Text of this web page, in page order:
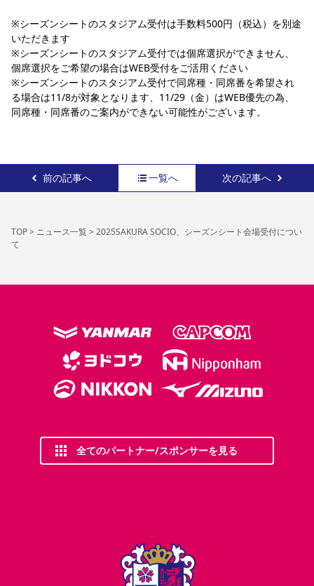
※シーズンシートのスタジアム受付は手数料500円（税込）を別途
いただきます
※シーズンシートのスタジアム受付では個席選択ができません、
個席選択をご希望の場合はWEB受付をご活用ください
※シーズンシートのスタジアム受付で同席種・同席番を希望され
る場合は11/8が対象となります、11/29（金）はWEB優先の為、
同席種・同席番のご案内ができない可能性がございます。
前の記事へ 一覧へ 次の記事へ
TOP> ニュース一覧> 2025SAKURA SOCIO、シーズンシート会場受付につい
て
全てのパートナー/スポンサーを見る